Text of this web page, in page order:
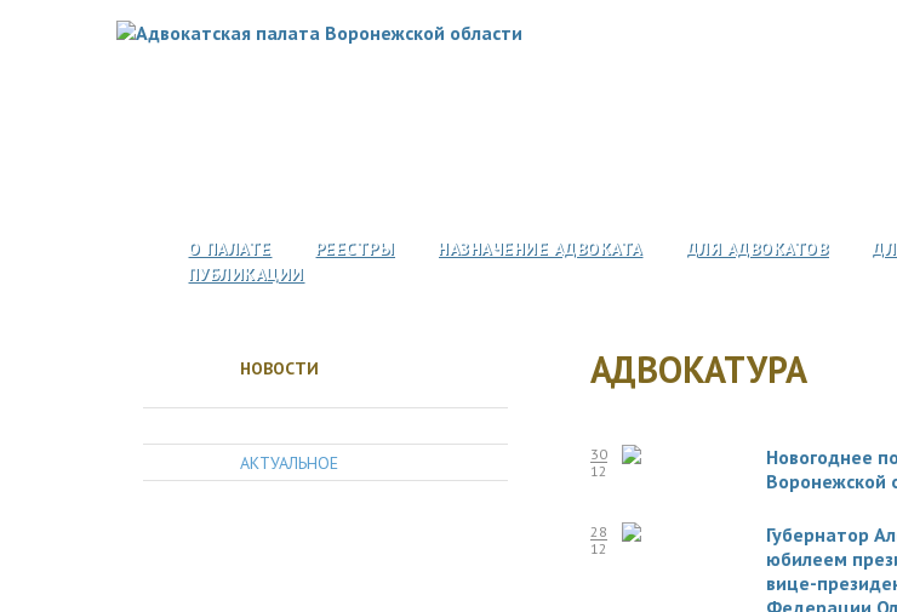
О ПАЛАТЕ РЕЕСТРЫ НАЗНАЧЕНИЕ АДВОКАТА ДЛЯ АДВОКАТОВ
ПУБЛИКАЦИИ
НОВОСТИ
АКТУАЛЬНОЕ
АДВОКАТУРА
30
12
Новогоднее
Воронежской
28
12
Губернатор
юбилеем
вице-
Федерации